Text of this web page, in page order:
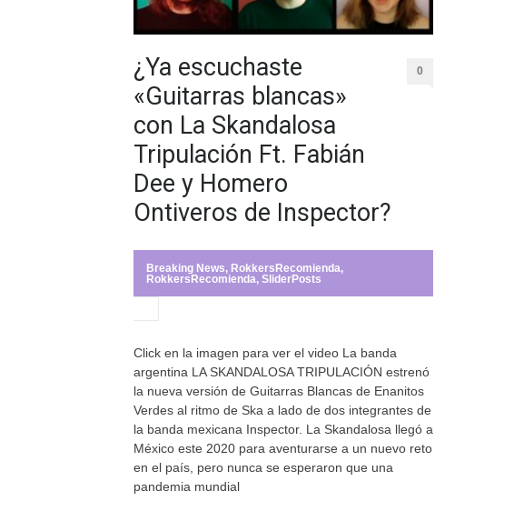
¿Ya escuchaste
«Guitarras blancas»
con La Skandalosa
Tripulación Ft. Fabián
Dee y Homero
Ontiveros de Inspector?
0
Breaking News, RokkersRecomienda,
RokkersRecomienda, SliderPosts
Click en la imagen para ver el video La banda
argentina LA SKANDALOSA TRIPULACIÓN estrenó
la nueva versión de Guitarras Blancas de Enanitos
Verdes al ritmo de Ska a lado de dos integrantes de
la banda mexicana Inspector. La Skandalosa llegó a
México este 2020 para aventurarse a un nuevo reto
en el país, pero nunca se esperaron que una
pandemia mundial